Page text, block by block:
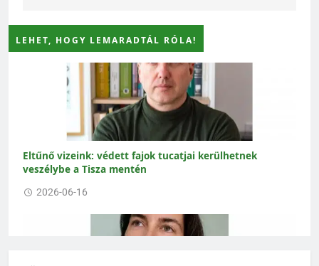
LEHET, HOGY LEMARADTÁL RÓLA!
Eltűnő vizeink: védett fajok tucatjai kerülhetnek
veszélybe a Tisza mentén
2026-06-16